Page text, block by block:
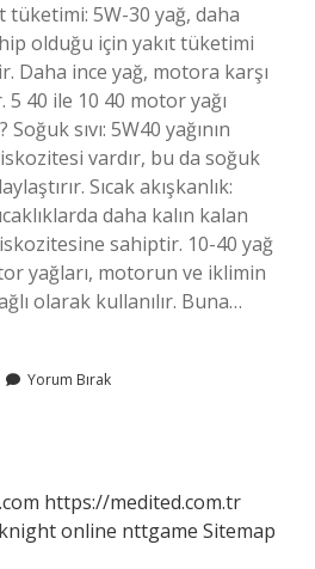
tüketimi: 5W-30 yağ, daha
olduğu için yakıt tüketimi
Daha ince yağ, motora karşı
40 ile 10 40 motor yağı
sıvı: 5W40 yağının
vardır, bu da soğuk
Sıcak akışkanlık:
daha kalın kalan
sahiptir. 10-40 yağ
yağları, motorun ve iklimin
olarak kullanılır. Buna…
Yorum Bırak
https://medited.com.tr
knight online nttgame Sitemap